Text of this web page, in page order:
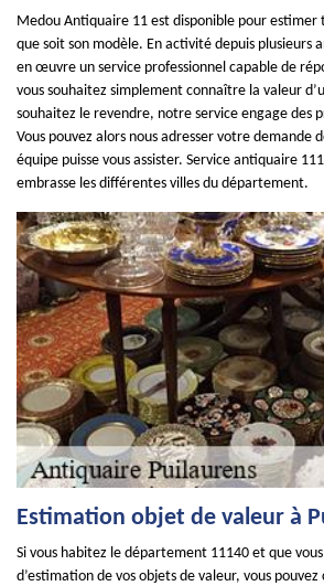
Medou Antiquaire 11 est disponible pour
que soit son modèle. En activité depuis plusieurs
en œuvre un service professionnel capable de
vous souhaitez simplement connaître la valeur
souhaitez le revendre, notre service engage des
Vous pouvez alors nous adresser votre demande
équipe puisse vous assister. Service antiquaire
embrasse les différentes villes du département.
Estimation objet de valeur à
Si vous habitez le département 11140 et que
d’estimation de vos objets de valeur, vous